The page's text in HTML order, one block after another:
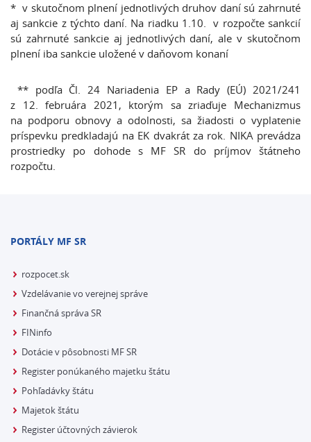
* v skutočnom plnení jednotlivých druhov daní sú zahrnuté
aj sankcie z týchto daní. Na riadku 1.10. v rozpočte sankcií
sú zahrnuté sankcie aj jednotlivých daní, ale v skutočnom
plnení iba sankcie uložené v daňovom konaní
** podľa Čl. 24 Nariadenia EP a Rady (EÚ) 2021/241
z 12. februára 2021, ktorým sa zriaďuje Mechanizmus
na podporu obnovy a odolnosti, sa žiadosti o vyplatenie
príspevku predkladajú na EK dvakrát za rok. NIKA prevádza
prostriedky po dohode s MF SR do príjmov štátneho
rozpočtu.
PORTÁLY MF SR
rozpocet.sk
Vzdelávanie vo verejnej správe
Finančná správa SR
FINinfo
Dotácie v pôsobnosti MF SR
Register ponúkaného majetku štátu
Pohľadávky štátu
Majetok štátu
Register účtovných závierok